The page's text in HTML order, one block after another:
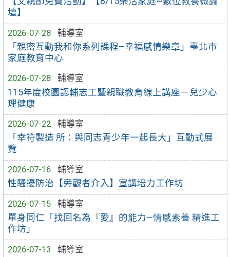
壇】
2026-07-28
輔導室
「親密互動我和你系列課程–幸福感情樂章」臺北市
家庭教育中心
2026-07-28
輔導室
115年度校園認輔志工暨親職教育線上講座－兒少心
理健康
2026-07-22
輔導室
「幸符製造 所：與同志青少年一起長大」互動式展
覽
2026-07-16
輔導室
性騷擾防治【旁觀者介入】宣講培力工作坊
2026-07-15
輔導室
單身同仁「找回名為『愛』的能力—情感素養 精進工
作坊」
2026-07-13
輔導室